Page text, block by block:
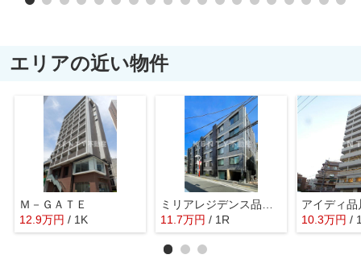
エリアの近い物件
Ｍ－ＧＡＴＥ
12.9万円 / 1K
ミリアレジデンス品川中延
11.7万円 / 1R
アイディ品
10.3万円 /